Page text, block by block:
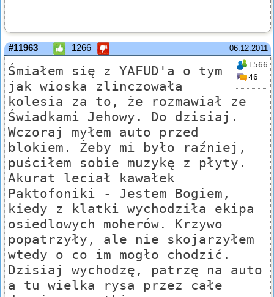
06.12.2011
#11963 1266
1566
46
Śmiałem się z YAFUD'a o tym
jak wioska zlinczowała
kolesia za to, że rozmawiał ze
Świadkami Jehowy. Do dzisiaj.
Wczoraj myłem auto przed
blokiem. Żeby mi było raźniej,
puściłem sobie muzykę z płyty.
Akurat leciał kawałek
Paktofoniki - Jestem Bogiem,
kiedy z klatki wychodziła ekipa
osiedlowych moherów. Krzywo
popatrzyły, ale nie skojarzyłem
wtedy o co im mogło chodzić.
Dzisiaj wychodzę, patrzę na auto
a tu wielka rysa przez całe